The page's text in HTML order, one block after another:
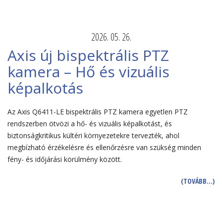
2026. 05. 26.
Axis új bispektrális PTZ
kamera – Hő és vizuális
képalkotás
Az Axis Q6411-LE bispektrális PTZ kamera egyetlen PTZ
rendszerben ötvözi a hő- és vizuális képalkotást, és
biztonságkritikus kültéri környezetekre tervezték, ahol
megbízható érzékelésre és ellenőrzésre van szükség minden
fény- és időjárási körülmény között.
(TOVÁBB…)